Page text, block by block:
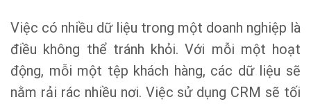
Việc có nhiều dữ liệu trong một doanh nghiệp là
điều không thể tránh khỏi. Với mỗi một hoạt
động, mỗi một tệp khách hàng, các dữ liệu sẽ
nằm rải rác nhiều nơi. Việc sử dụng CRM sẽ tối